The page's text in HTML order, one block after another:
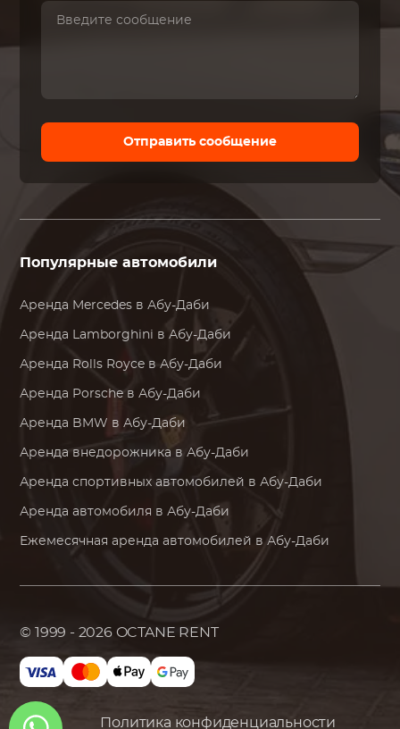
Отправить сообщение
Популярные автомобили
Аренда Mercedes в Абу-Даби
Аренда Lamborghini в Абу-Даби
Аренда Rolls Royce в Абу-Даби
Аренда Porsche в Абу-Даби
Аренда BMW в Абу-Даби
Аренда внедорожника в Абу-Даби
Аренда спортивных автомобилей в Абу-Даби
Аренда автомобиля в Абу-Даби
Ежемесячная аренда автомобилей в Абу-Даби
© 1999 - 2026 OCTANE RENT
Политика конфиденциальности